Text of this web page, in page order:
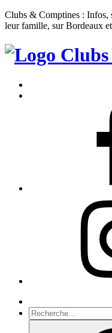
Clubs & Comptines : Infos,
leur famille, sur Bordeaux
Clubs
Comptines
Recherche
pour